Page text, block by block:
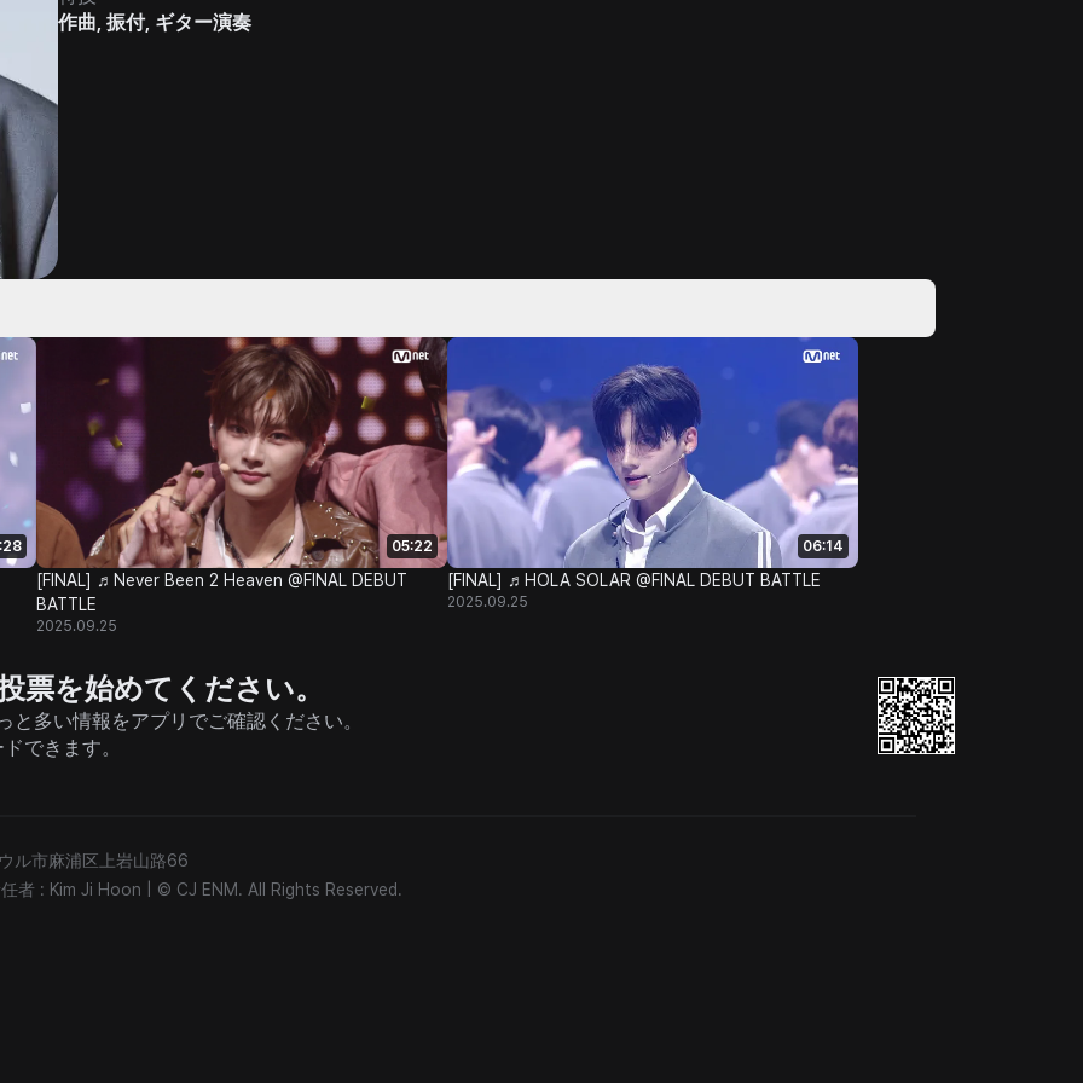
作曲, 振付, ギター演奏
05:22
[FINAL] ♬Never Been 2 Heaven @FINAL DEBUT
BATTLE
2025.09.25
06:14
[FINAL] ♬HOLA SOLAR @FINAL DEBUT BATTLE
2025.09.25
票を始めてください。
多い情報をアプリでご確認ください。
できます。
ル市麻浦区上岩山路66
者 : Kim Ji Hoon
© CJ ENM. All Rights Reserved.